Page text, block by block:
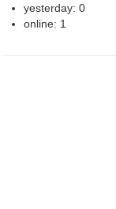
yesterday: 0
online: 1